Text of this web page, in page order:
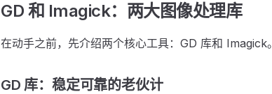
GD 和 Imagick：两大图像处理库
在动手之前，先介绍两个核心工具：GD 库和 Imagick。
GD 库：稳定可靠的老伙计